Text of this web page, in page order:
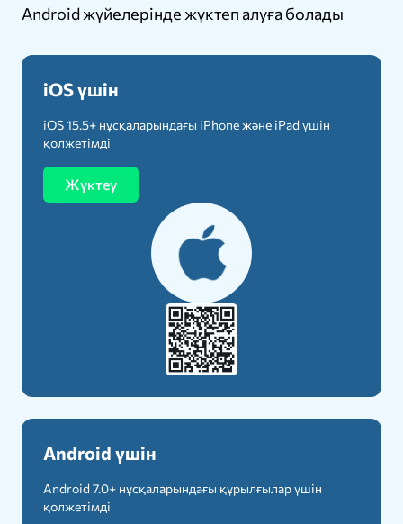
Android жүйелерінде жүктеп алуға болады
iOS үшін
iOS 15.5+ нұсқаларындағы iPhone және iPad үшін
қолжетімді
Жүктеу
Android үшін
Android 7.0+ нұсқаларындағы құрылғылар үшін
қолжетімді